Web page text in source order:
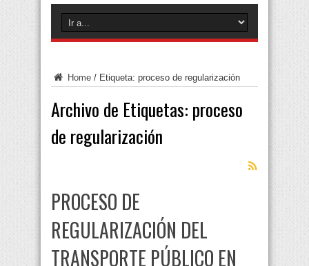
Home / Etiqueta: proceso de regularización
Archivo de Etiquetas: proceso
de regularización
PROCESO DE
REGULARIZACIÓN DEL
TRANSPORTE PÚBLICO EN